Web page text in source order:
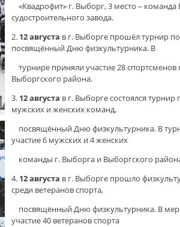
«Квадрофит» г. Выборг, 3 место – команда
судостроительного завода.
2. 12 августа в г. Выборге прошёл турнир
посвящённый Дню физкультурника. В
турнире приняли участие 28 спортсменов
Выборгского района.
3. 12 августа в г. Выборге состоялся
мужских и женских команд,
посвящённый Дню физкультурника. В
участие 6 мужских и 4 женских
команды г. Выборга и Выборгского
4. 12 августа в г. Выборге прошло
среди ветеранов спорта,
посвящённый Дню физкультурника. В
участие 40 ветеранов спорта